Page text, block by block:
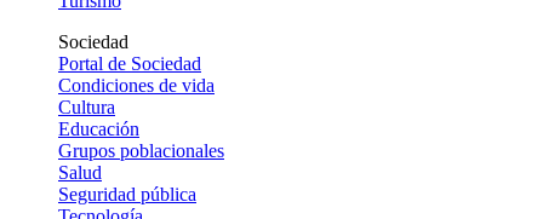
Sociedad
Portal de Sociedad
Condiciones de vida
Cultura
Educación
Grupos poblacionales
Salud
Seguridad pública